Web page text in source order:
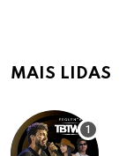
MAIS LIDAS